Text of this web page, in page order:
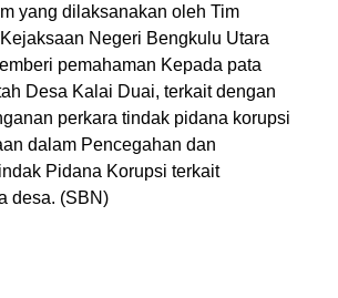
yang dilaksanakan oleh Tim
Negeri Bengkulu Utara
pemahaman Kepada pata
Desa Kalai Duai, terkait dengan
perkara tindak pidana korupsi
dalam Pencegahan dan
Pidana Korupsi terkait
desa. (SBN)